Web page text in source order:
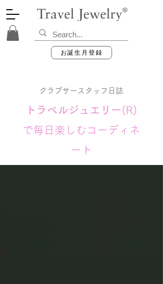
お誕生月登録
クラブサースタッフ日誌
トラベルジュエリー(R)
で毎日楽しむコーディネ
ート